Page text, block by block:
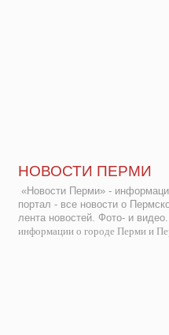
НОВОСТИ ПЕРМИ
«Новости Перми» -
портал - все новости о
лента новостей. Фото- и видео.
информации о городе Перми и